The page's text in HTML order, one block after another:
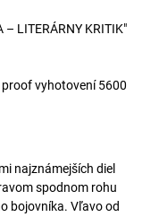
– LITERÁRNY KRITIK"
vyhotovení 5600
najznámejších diel
spodnom rohu
bojovníka. Vľavo od